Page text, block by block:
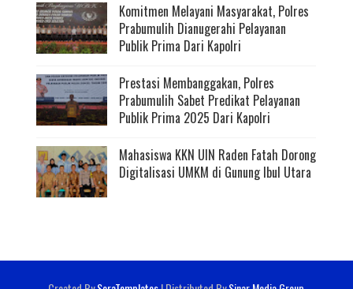
Komitmen Melayani Masyarakat, Polres
Prabumulih Dianugerahi Pelayanan
Publik Prima Dari Kapolri
Prestasi Membanggakan, Polres
Prabumulih Sabet Predikat Pelayanan
Publik Prima 2025 Dari Kapolri
Mahasiswa KKN UIN Raden Fatah Dorong
Digitalisasi UMKM di Gunung Ibul Utara